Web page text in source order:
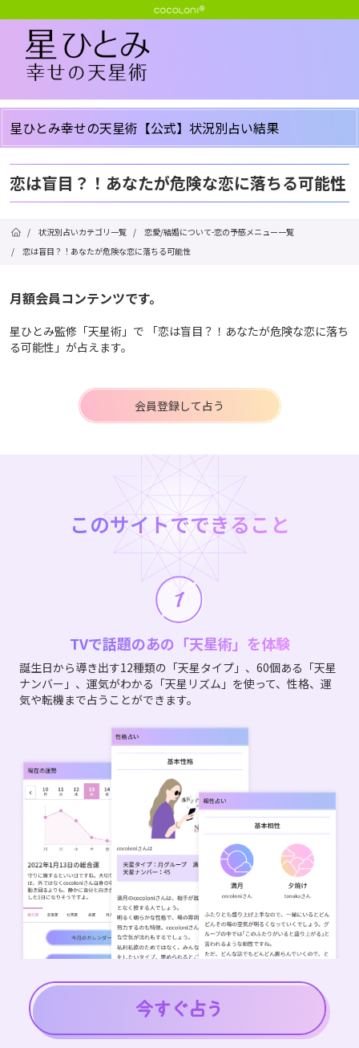
星ひとみ幸せの天星術【公式】状況別占い結果
恋は盲目？！あなたが危険な恋に落ちる可能性
/ 状況別占いカテゴリ一覧 /
恋愛/結婚について-恋の予感メニュー一覧
/
恋は盲目？！あなたが危険な恋に落ちる可能性
月額会員コンテンツです。
星ひとみ監修「天星術」で 「恋は盲目？！あなたが危険な恋に落ち
る可能性」が占えます。
会員登録して占う
このサイトでできること
TVで話題のあの「天星術」を体験
誕生日から導き出す12種類の「天星タイプ」、60個ある「天星
ナンバー」、運気がわかる「天星リズム」を使って、性格、運
気や転機まで占うことができます。